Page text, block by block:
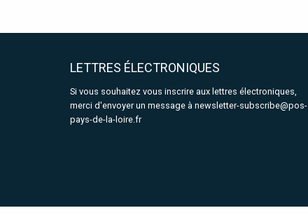
LETTRES ÉLECTRONIQUES
Si vous souhaitez vous inscrire aux lettres électroniques,
merci d'envoyer un message à newsletter-subscribe@pos-
pays-de-la-loire.fr